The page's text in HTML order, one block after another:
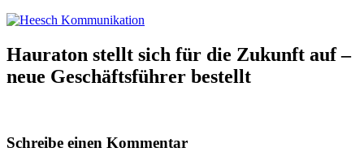
Hauraton stellt sich für die Zukunft auf –
neue Geschäftsführer bestellt
Schreibe einen Kommentar